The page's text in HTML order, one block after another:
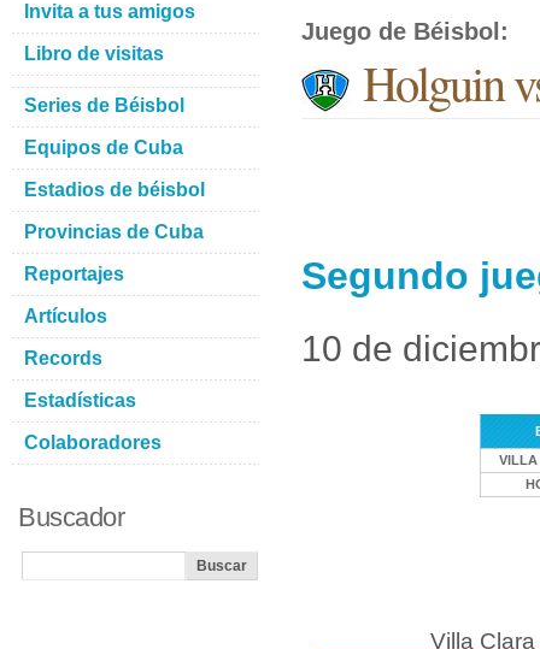
Juego de Béisbol :
Holguin
Segundo
10 de
Villa
Invita a tus amigos
Libro de visitas
Series de Béisbol
Equipos de Cuba
Estadios de béisbol
Provincias de Cuba
Reportajes
Artículos
Records
Estadísticas
Colaboradores
Buscador